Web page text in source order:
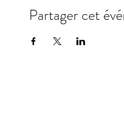
Partager cet